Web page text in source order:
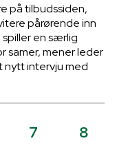
på tilbudssiden,
pårørende inn
en særlig
samer, mener leder
nytt intervju med
7 8